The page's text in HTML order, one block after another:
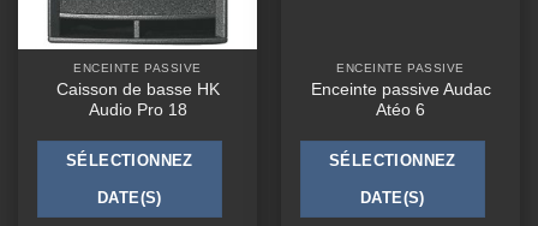
ENCEINTE PASSIVE
Caisson de basse HK
Audio Pro 18
SÉLECTIONNEZ
DATE(S)
ENCEINTE PASSIVE
Enceinte passive Audac
Atéo 6
SÉLECTIONNEZ
DATE(S)